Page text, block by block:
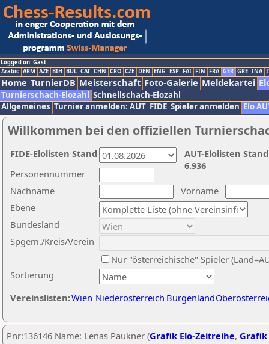
Logged on: Gast
Arabic ARM AZE BIH BUL CAT CHN CRO CZE DEN ENG ESP FAI FIN FRA GER GRE INA
Home TurnierDB Meisterschaft Foto-Galerie Meldekartei
Turnierschach-Elozahl Schnellschach-Elozahl
Allgemeines Turnier anmelden: AUT FIDE Spieler anmelden Elo
Willkommen bei den offiziellen
Nachname
Vorname
Ebene
Sortierung
Personennummer
Bundesland
Spgem./Kreis/Verein
Nur "österreichische" Spieler
Vereinslisten:Wien Niederösterreich Burgenland
AUT-Elolisten
6.936
FIDE-Elolisten Stand
Pnr:136146 Name: Lenas Paukner (Grafik Elo-Zeitreihe, Grafik